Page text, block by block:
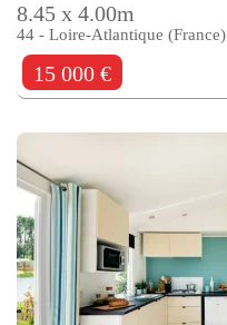
8.45 x 4.00m
44 - Loire-Atlantique (France)
15 000 €